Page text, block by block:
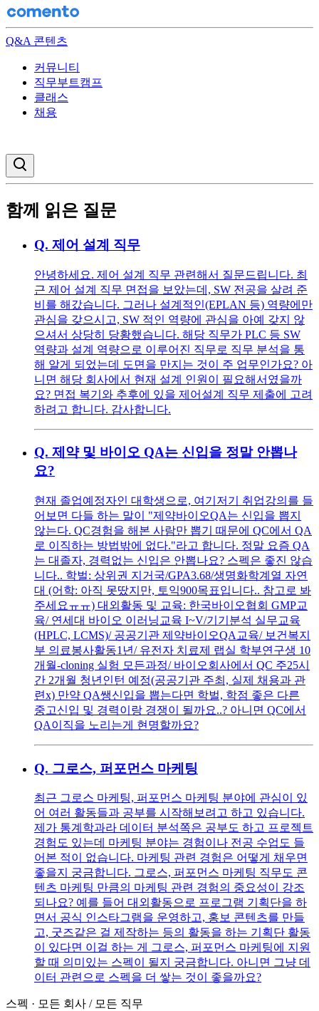
Q&A 콘텐츠
커뮤니티
직무부트캠프
클래스
채용
함께 읽은 질문
Q. 제어 설계 직무
안녕하세요. 제어 설계 직무 관련해서 질문드립니다. 최
근 제어 설계 직무 면접을 보았는데, SW 전공을 살려 준
비를 해갔습니다. 그러나 설계적인(EPLAN 등) 역량에만
관심을 갖으시고, SW 적인 역량에 관심을 아예 갖지 않
으셔서 상당히 당황했습니다. 해당 직무가 PLC 등 SW
역량과 설계 역량으로 이루어진 직무로 직무 분석을 통
해 알게 되었는데 도면을 만지는 것이 주 업무인가요? 아
니면 해당 회사에서 현재 설계 인원이 필요해서였을까
요? 면접 복기와 추후에 있을 제어설계 직무 제출에 고려
하려고 합니다. 감사합니다.
Q. 제약 및 바이오 QA는 신입을 정말 안뽑나
요?
현재 졸업예정자인 대학생으로, 여기저기 취업강의를 들
어보면 다들 하는 말이 "제약바이오QA는 신입을 뽑지
않는다. QC경험을 해본 사람만 뽑기 때문에 QC에서 QA
로 이직하는 방법밖에 없다."라고 합니다. 정말 요즘 QA
는 대졸자, 경력없는 신입은 안뽑나요? 스펙은 좋진 않습
니다.. 학벌: 상위권 지거국/GPA3.68/생명화학계열 자연
대 (어학: 아직 못땄지만, 토익900목표입니다.. 참고로 봐
주세요ㅠㅠ) 대외활동 및 교육: 한국바이오협회 GMP교
육/ 연세대 바이오 이러닝교육 I~V/기기분석 실무교육
(HPLC, LCMS)/ 공공기관 제약바이오QA교육/ 보건복지
부 의료봉사활동1년/ 유전자 치료제 랩실 학부연구생 10
개월-cloning 실험 모든과정/ 바이오회사에서 QC 주25시
간 2개월 청년인턴 예정(공공기관 주최, 실제 채용과 관
련x) 만약 QA쌩신입을 뽑는다면 학벌, 학점 좋은 다른
중고신입 및 경력이랑 경쟁이 될까요..? 아니면 QC에서
QA이직을 노리는게 현명할까요?
Q. 그로스, 퍼포먼스 마케팅
최근 그로스 마케팅, 퍼포먼스 마케팅 분야에 관심이 있
어 여러 활동들과 공부를 시작해보려고 하고 있습니다.
제가 통계학과라 데이터 분석쪽은 공부도 하고 프로젝트
경험도 있는데 마케팅 분야는 경험이나 전공 수업도 들
어본 적이 없습니다. 마케팅 관련 경험은 어떻게 채우면
좋을지 궁금합니다. 그로스, 퍼포먼스 마케팅 직무도 콘
텐츠 마케팅 만큼의 마케팅 관련 경험의 중요성이 강조
되나요? 예를 들어 대외활동으로 프로그램 기획단을 하
면서 공식 인스타그램을 운영하고, 홍보 콘텐츠를 만들
고, 굿즈같은 걸 제작하는 등의 활동을 하는 기획단 활동
이 있다면 이걸 하는 게 그로스, 퍼포먼스 마케팅에 지원
할 때 의미있는 스펙이 될지 궁금합니다. 아니면 그냥 데
이터 관련으로 스펙을 더 쌓는 것이 좋을까요?
스펙 · 모든 회사 / 모든 직무